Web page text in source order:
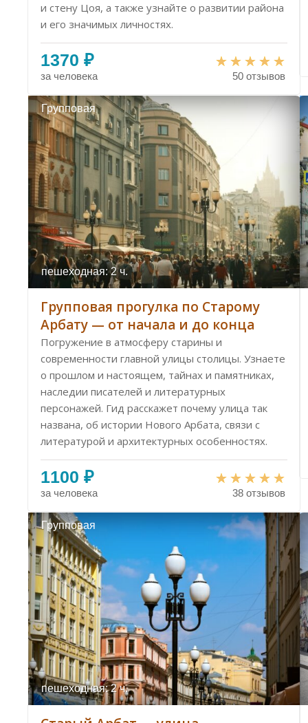
и стену Цоя, а также узнайте о развитии района
и его значимых личностях.
1370 ₽
за человека 50 отзывов
Групповая
пешеходная: 2 ч.
Групповая прогулка по Старому
Арбату — от начала и до конца
Погружение в атмосферу старины и
современности главной улицы столицы. Узнаете
о прошлом и настоящем, тайнах и памятниках,
наследии писателей и литературных
персонажей. Гид расскажет почему улица так
названа, об истории Нового Арбата, связи с
литературой и архитектурных особенностях.
1100 ₽
за человека 38 отзывов
Групповая
пешеходная: 2 ч.